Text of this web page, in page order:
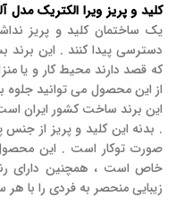
کلید و پریز ویرا الکتریک
یک ساختمان کلید و پریز
دسترسی پیدا کنند . این برند
که قصد دارند محیط کار و یا
از این محصول می توانید
این برند ساخت کشور ایران
. بدنه این کلید و پریز از
صورت توکار است . این محصول
خاص است ، همچنین دارای
زیبایی منحصر به فردی را با